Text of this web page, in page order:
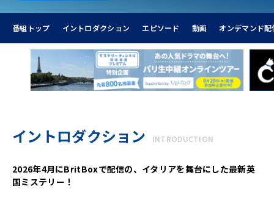
番組トップ イントロダクション エピソード 動画 オンデマンド配
イントロダクション INTRODUCTION
2026年4月にBritBoxで配信の、イタリアを舞台にした最新英
国ミステリー！